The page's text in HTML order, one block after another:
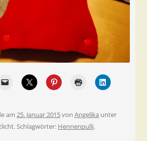
am 25. Januar 2015von Angelika unter
Schlagwörter: Hennenpulli.